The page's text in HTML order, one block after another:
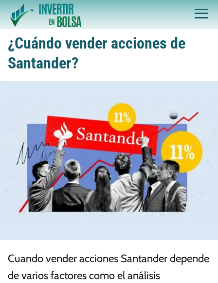
¿Cuándo vender acciones de
Santander?
Cuando vender acciones Santander depende
de varios factores como el análisis